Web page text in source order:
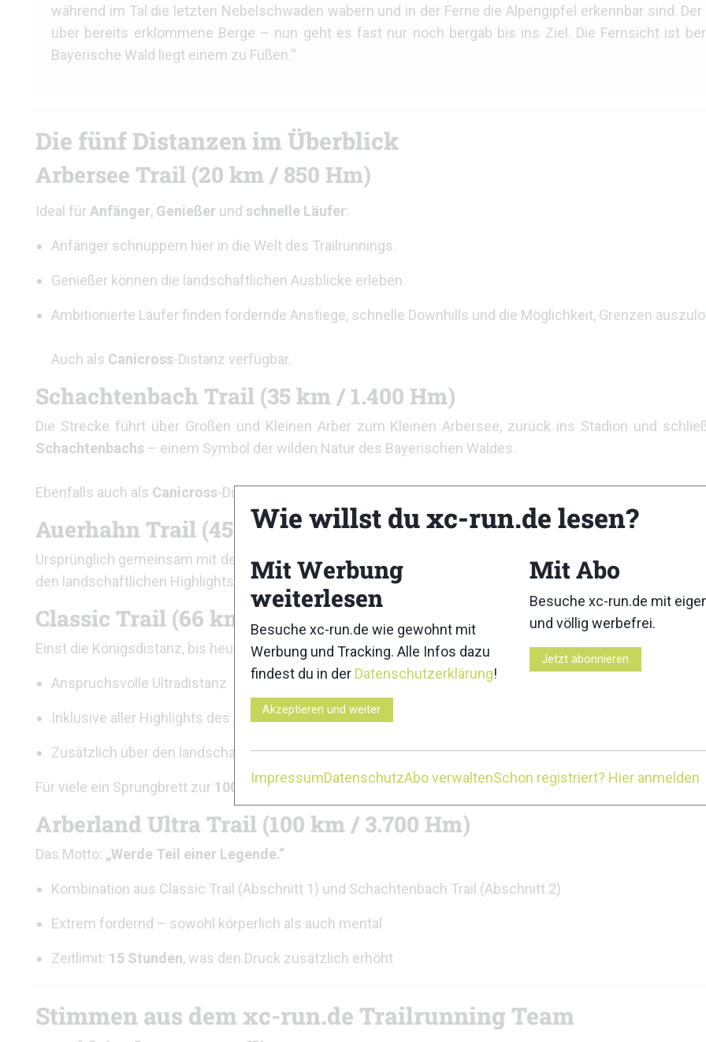
während im Tal die letzten Nebelschwaden wabern und in der Ferne die Alpengipfel erkennbar sind.
über bereits erklommene Berge – nun geht es fast nur noch bergab bis ins Ziel. Die Fernsicht ist
Bayerische Wald liegt einem zu Füßen.“
Die fünf Distanzen im Überblick
Arbersee Trail (20 km / 850 Hm)
Ideal für Anfänger, Genießer und schnelle Läufer:
Anfänger schnuppern hier in die Welt des Trailrunnings.
Genießer können die landschaftlichen Ausblicke erleben.
Ambitionierte Läufer finden fordernde Anstiege, schnelle Downhills und die Möglichkeit, Grenzen
Auch als Canicross-Distanz verfügbar.
Schachtenbach Trail (35 km / 1.400 Hm)
Die Strecke führt über Großen und Kleinen Arber zum Kleinen Arbersee, zurück ins Stadion und
Schachtenbachs – einem Symbol der wilden Natur des Bayerischen Waldes.
Ebenfalls auch als Canicross-Distanz im Programm.
Auerhahn Trail (45 km / 1.800 Hm)
Ursprünglich gemeinsam mit der 66-km-Strecke der Grundstock des AUT. Die Route wurde mehrfach
den landschaftlichen Highlights rund um den Arber – inklusive der beiden Arberseen und dem idyllischen
Classic Trail (66 km / 2.300 Hm)
Einst die Königsdistanz, bis heute jedoch unverändert beliebt.
Anspruchsvolle Ultradistanz
Inklusive aller Highlights des Auerhahn Trails
Zusätzlich über den landschaftlich einzigartigenFlusswanderwegzwischen Regenhütte und
Für viele ein Sprungbrett zur 100-km-Distanz
Arberland Ultra Trail (100 km / 3.700 Hm)
Das Motto: „Werde Teil einer Legende.“
Kombination aus Classic Trail (Abschnitt 1) und Schachtenbach Trail (Abschnitt 2)
Extrem fordernd – sowohl körperlich als auch mental
Zeitlimit: 15 Stunden, was den Druck zusätzlich erhöht
Stimmen aus dem xc-run.de Trailrunning Team
Wie willst du xc-run.de lesen?
Mit Werbung
weiterlesen
Besuche xc-run.de wie gewohnt mit
Werbung und Tracking. Alle Infos dazu
findest du in der Datenschutzerklärung!
Akzeptieren und weiter
Mit Abo
Besuche xc-run.de mit
und völlig werbefrei.
Jetzt abonnieren
ImpressumDatenschutzAbo verwaltenSchon registriert? Hier anmelden